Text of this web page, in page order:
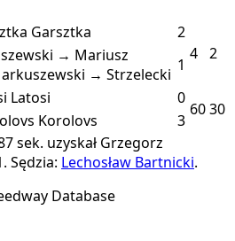
Garsztka
2
4 2
→ Mariusz
→ Strzelecki 1
Latosi 0
6030
Korolovs
3
sek. uzyskał Grzegorz
Sędzia: Lechosław Bartnicki.
Database